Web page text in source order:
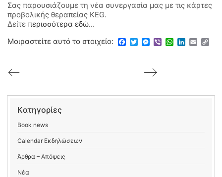
Σας παρουσιάζουμε τη νέα συνεργασία μας με τις κάρτες
προβολικής θεραπείας KEG.
Δείτε περισσότερα εδώ…
Μοιραστείτε αυτό το στοιχείο: Facebook
Twitter
Messenger
ViberWhatsApp
LinkedIn
EmailCopy
Kατηγορίες
Book news
Calendar Εκδηλώσεων
Άρθρα – Απόψεις
Νέα